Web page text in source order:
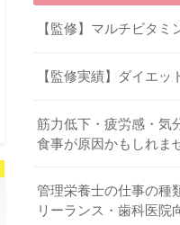
【監修】マルチビタミ
【監修実績】ダイエッ
筋力低下・疲労感・気
食事が原因かもしれま
管理栄養士の仕事の種
リーランス・歯科医院